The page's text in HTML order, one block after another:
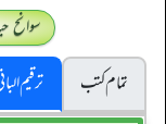
سوانح
تمام کتب
ترقیم